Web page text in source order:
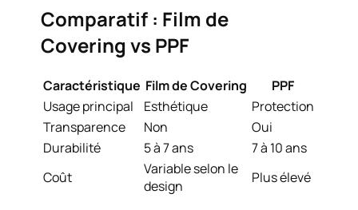
Comparatif : Film de
Covering vs PPF
Caractéristique Film de Covering
PPF
Usage principal
Esthétique
Protection
Transparence
Non
Oui
Durabilité
5 à 7 ans
7 à 10 ans
Coût
Variable selon le
design
Plus élevé